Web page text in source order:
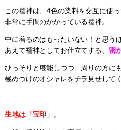
この襦袢は、4色の染料を交互に使
非常に手間のかかっている襦袢。
中に着るのはもったいない！と思う
あえて襦袢としてお仕立てする、 密
ひっそりと堪能しつつ、周りの方に
極めつけのオシャレをチラ見せしてく
生地は「宝印」 。